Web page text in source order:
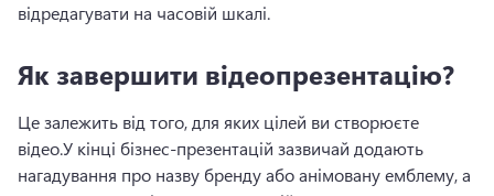
відредагувати на часовій шкалі.
Як завершити відеопрезентацію?
Це залежить від того, для яких цілей ви створюєте
відео.У кінці бізнес-презентацій зазвичай додають
нагадування про назву бренду або анімовану емблему, а